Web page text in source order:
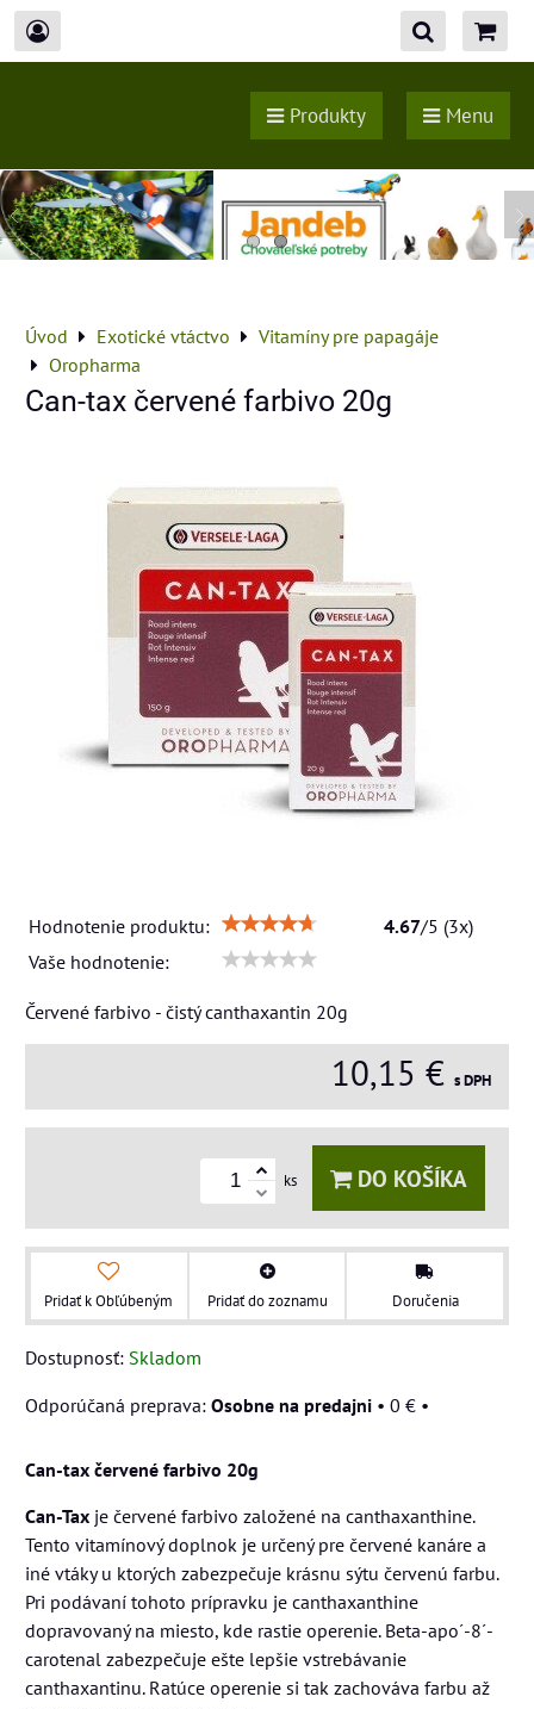
Produkty Menu
Úvod Exotické vtáctvo
Vitamíny pre papagáje
Oropharma
Can-tax červené farbivo 20g
Hodnotenie produktu: 4.67/5 (3x)
Vaše hodnotenie:
Červené farbivo - čistý canthaxantin 20g
10,15 € s DPH
ks DO KOŠÍKA
Pridať k Obľúbeným Pridať do zoznamu Doručenia
Dostupnosť: Skladom
Osobne na predajni • 0 € •
Can-tax červené farbivo 20g
Can-Tax je červené farbivo založené na canthaxanthine.
Tento vitamínový doplnok je určený pre červené kanáre a
iné vtáky u ktorých zabezpečuje krásnu sýtu červenú farbu.
Pri podávaní tohoto prípravku je canthaxanthine
dopravovaný na miesto, kde rastie operenie. Beta-apo´-8´-
carotenal zabezpečuje ešte lepšie vstrebávanie
canthaxantinu. Ratúce operenie si tak zachováva farbu až